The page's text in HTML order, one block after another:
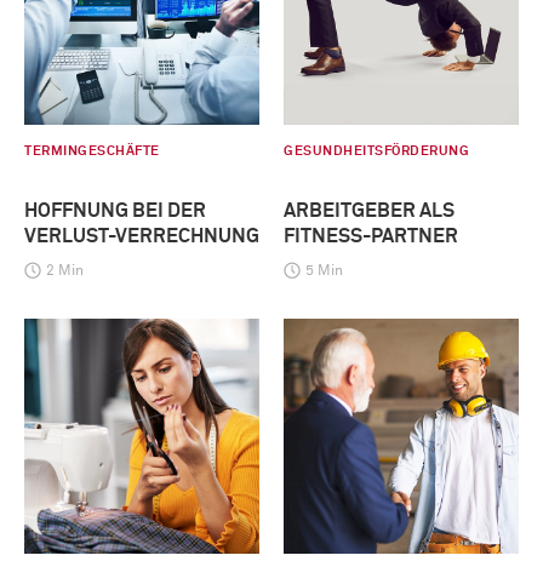
TERMINGESCHÄFTE
HOFFNUNG BEI DER
VERLUST-VERRECHNUNG
2 Min
GESUNDHEITSFÖRDERUNG
ARBEITGEBER ALS
FITNESS-PARTNER
5 Min